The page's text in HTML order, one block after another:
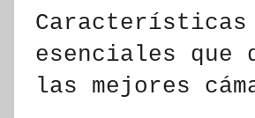
Características
esenciales que
las mejores